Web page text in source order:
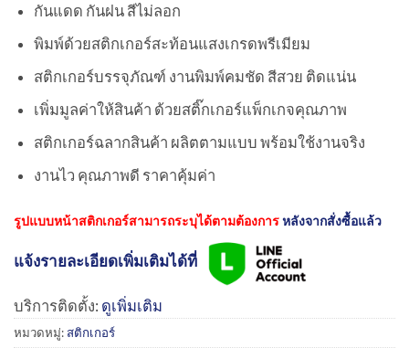
กันแดด กันฝน สีไม่ลอก
พิมพ์ด้วยสติกเกอร์สะท้อนแสงเกรดพรีเมียม
สติกเกอร์บรรจุภัณฑ์ งานพิมพ์คมชัด สีสวย ติดแน่น
เพิ่มมูลค่าให้สินค้า ด้วยสติ๊กเกอร์แพ็กเกจคุณภาพ
สติกเกอร์ฉลากสินค้า ผลิตตามแบบ พร้อมใช้งานจริง
งานไว คุณภาพดี ราคาคุ้มค่า
รูปแบบหน้าสติกเกอร์สามารถระบุได้ตามต้องการหลังจากสั่งซื้อแล้ว
แจ้งรายละเอียดเพิ่มเติมได้ที่
บริการติดตั้ง: ดูเพิ่มเติม
หมวดหมู่: สติกเกอร์